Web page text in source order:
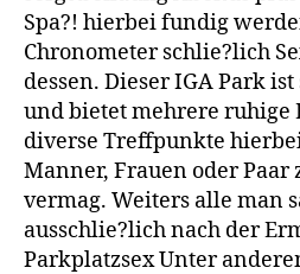
Spa?! hierbei fundig
Chronometer schlie?lich
dessen. Dieser IGA Park
und bietet mehrere ruhige
diverse Treffpunkte
Manner, Frauen oder
vermag. Weiters alle man
ausschlie?lich nach der
Parkplatzsex Unter